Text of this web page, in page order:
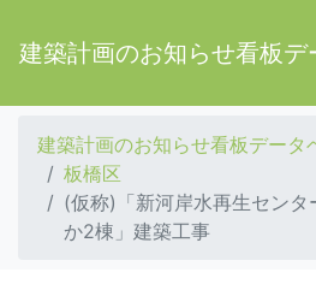
建築計画のお知らせ看板デ
建築計画のお知らせ看板データ
板橋区
(仮称)「新河岸水再生セン
か2棟」建築工事